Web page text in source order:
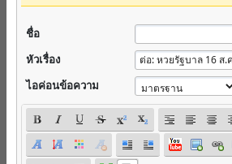
ชื่อ
หัวเรื่อง
ไอค่อนข้อความ